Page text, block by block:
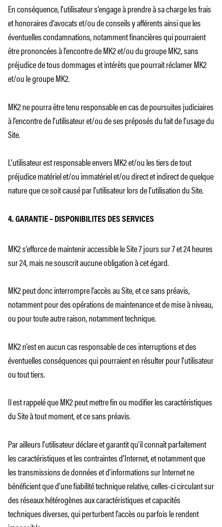
En conséquence, l’utilisateur s’engage à prendre à sa charge les frais
et honoraires d’avocats et/ou de conseils y afférents ainsi que les
éventuelles condamnations, notamment financières qui pourraient
être prononcées à l’encontre de MK2 et/ou du groupe MK2, sans
préjudice de tous dommages et intérêts que pourrait réclamer MK2
et/ou le groupe MK2.
MK2 ne pourra être tenu responsable en cas de poursuites judiciaires
à l’encontre de l’utilisateur et/ou de ses préposés du fait de l’usage du
Site.
L’utilisateur est responsable envers MK2 et/ou les tiers de tout
préjudice matériel et/ou immatériel et/ou direct et indirect de quelque
nature que ce soit causé par l’utilisateur lors de l’utilisation du Site.
4. GARANTIE – DISPONIBILITES DES SERVICES
MK2 s’efforce de maintenir accessible le Site 7 jours sur 7 et 24 heures
sur 24, mais ne souscrit aucune obligation à cet égard.
MK2 peut donc interrompre l’accès au Site, et ce sans préavis,
notamment pour des opérations de maintenance et de mise à niveau,
ou pour toute autre raison, notamment technique.
MK2 n’est en aucun cas responsable de ces interruptions et des
éventuelles conséquences qui pourraient en résulter pour l’utilisateur
ou tout tiers.
Il est rappelé que MK2 peut mettre fin ou modifier les caractéristiques
du Site à tout moment, et ce sans préavis.
Par ailleurs l’utilisateur déclare et garantit qu’il connaît parfaitement
les caractéristiques et les contraintes d’Internet, et notamment que
les transmissions de données et d’informations sur Internet ne
bénéficient que d’une fiabilité technique relative, celles-ci circulant sur
des réseaux hétérogènes aux caractéristiques et capacités
techniques diverses, qui perturbent l’accès ou parfois le rendent